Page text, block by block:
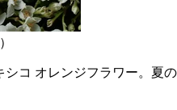
コ オレンジフラワー。夏